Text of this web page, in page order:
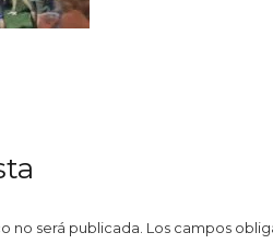
no será publicada. Los campos